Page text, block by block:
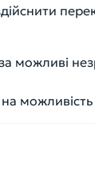
можливість